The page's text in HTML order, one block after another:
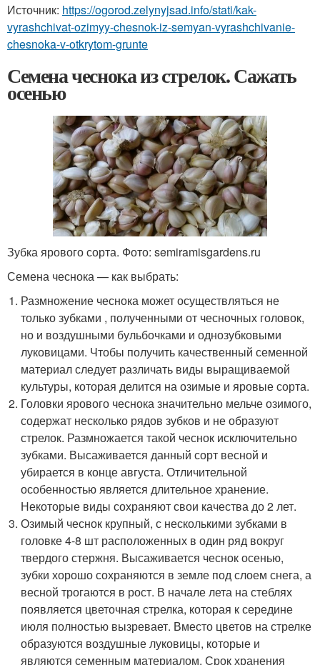
Источник: https://ogorod.zelynyjsad.info/stati/kak-
vyrashchivat-ozimyy-chesnok-iz-semyan-vyrashchivanie-
chesnoka-v-otkrytom-grunte
Семена чеснока из стрелок. Сажать
осенью
Зубка ярового сорта. Фото: semiramisgardens.ru
Семена чеснока — как выбрать:
Размножение чеснока может осуществляться не
только зубками , полученными от чесночных головок,
но и воздушными бульбочками и однозубковыми
луковицами. Чтобы получить качественный семенной
материал следует различать виды выращиваемой
культуры, которая делится на озимые и яровые сорта.
Головки ярового чеснока значительно мельче озимого,
содержат несколько рядов зубков и не образуют
стрелок. Размножается такой чеснок исключительно
зубками. Высаживается данный сорт весной и
убирается в конце августа. Отличительной
особенностью является длительное хранение.
Некоторые виды сохраняют свои качества до 2 лет.
Озимый чеснок крупный, с несколькими зубками в
головке 4-8 шт расположенных в один ряд вокруг
твердого стержня. Высаживается чеснок осенью,
зубки хорошо сохраняются в земле под слоем снега, а
весной трогаются в рост. В начале лета на стеблях
появляется цветочная стрелка, которая к середине
июля полностью вызревает. Вместо цветов на стрелке
образуются воздушные луковицы, которые и
являются семенным материалом. Срок хранения